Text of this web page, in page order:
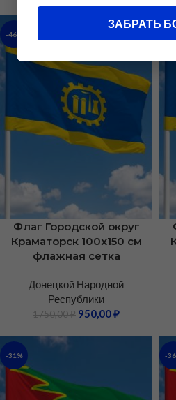
-46%
Флаг Городской округ
Краматорск 100х150 см
флажная сетка
Донецкой Народной
Республики
1750,00₽ 950,00₽
-31% -
ЗАБРАТЬ